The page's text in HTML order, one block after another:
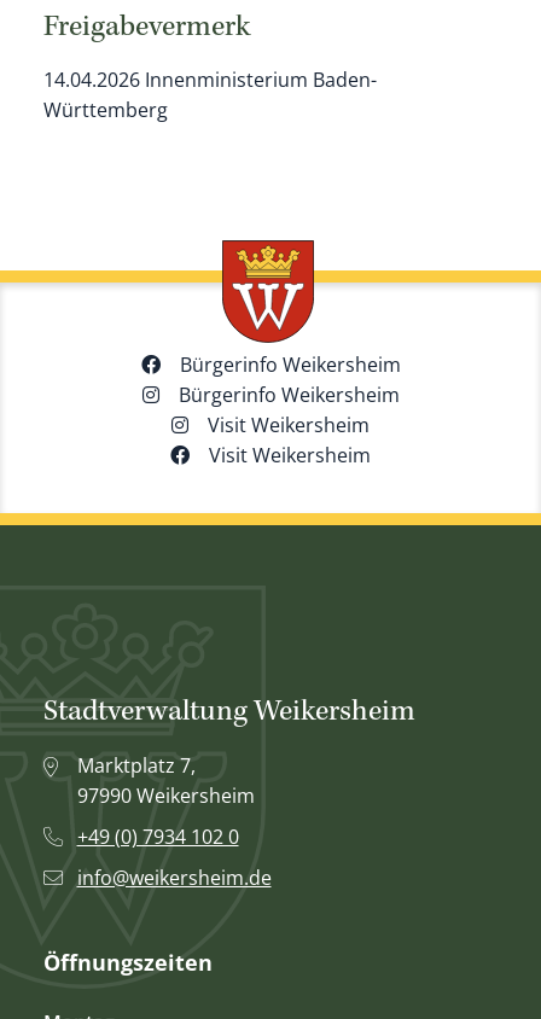
Freigabevermerk
14.04.2026 Innenministerium Baden-
Württemberg
Bürgerinfo Weikersheim
Bürgerinfo Weikersheim
Visit Weikersheim
Visit Weikersheim
Stadtverwaltung Weikersheim
Marktplatz 7,
97990 Weikersheim
+49 (0) 7934 102 0
info@weikersheim.de
Öffnungszeiten